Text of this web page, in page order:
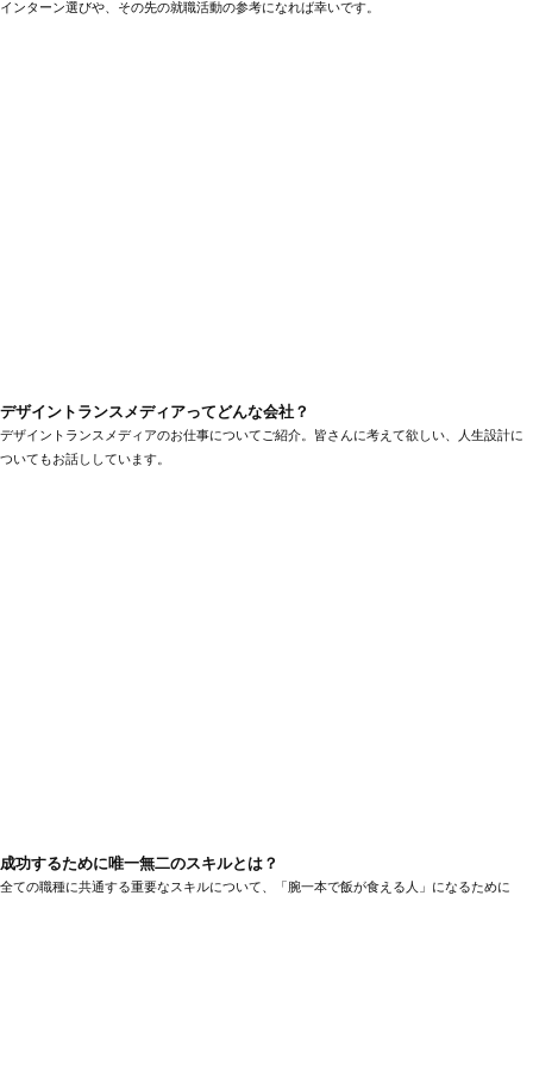
インターン選びや、その先の就職活動の参考になれば幸いです。
デザイントランスメディアってどんな会社？
デザイントランスメディアのお仕事についてご紹介。皆さんに考えて欲しい、人生設計に
ついてもお話ししています。
成功するために唯一無二のスキルとは？
全ての職種に共通する重要なスキルについて、「腕一本で飯が食える人」になるために